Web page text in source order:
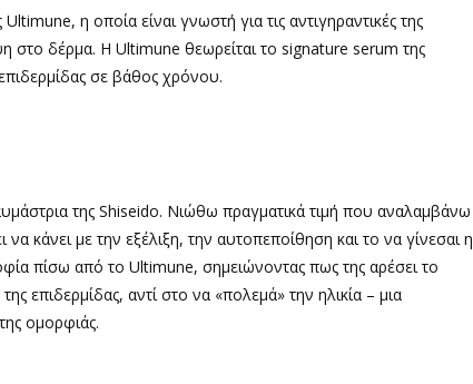
η οποία είναι γνωστή για τις αντιγηραντικές της
στο δέρμα. Η Ultimune θεωρείται το signature serum της
σε βάθος χρόνου.
της Shiseido. Νιώθω πραγματικά τιμή που αναλαμβάνω
κάνει με την εξέλιξη, την αυτοπεποίθηση και το να γίνεσαι η
πίσω από το Ultimune, σημειώνοντας πως της αρέσει το
επιδερμίδας, αντί στο να «πολεμά» την ηλικία – μια
ομορφιάς.